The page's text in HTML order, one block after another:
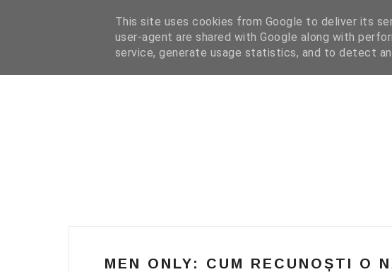
I WANT YOUR TEXT COFFEE READING NIGHT
MEN ONLY: CUM RECUNOȘTI O
This site uses cookies from Google to deliver its
user-agent are shared with Google along with
service, generate usage statistics, and to detect